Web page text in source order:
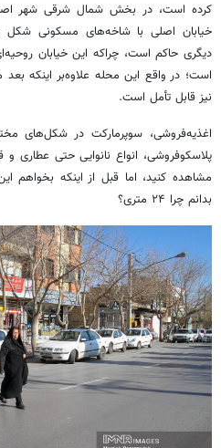
کرده است، در بخش شمال شرقی شهر
خیابان اصلی با شاخه‌های مسکونی شکل
دیگری حاکم است، چراکه این خیابان
است؛ در واقع این محله علاوه‌بر اینکه
نیز قابل تأمل است.
اغذیه‌فروشی، سوپرمارکت در شکل‌های
پلاسکوفروشی، انواع نانوایی حتی عطاری و
مشاهده کنید، اما قبل از اینکه بخواهم
بدانم چرا ۲۴ متری؟